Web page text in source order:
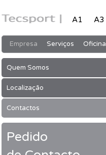
A1 A3
Empresa Serviços Oficina
Secções
Quem Somos
Localização
Contactos
Pedido